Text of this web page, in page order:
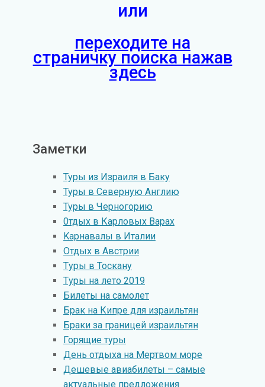
или
переходите на
страничку поиска нажав
здесь
Заметки
Туры из Израиля в Баку
Туры в Северную Англию
Туры в Черногорию
0тдых в Карловых Варах
Kарнавалы в Италии
Oтдых в Австрии
Tуры в Тоскану
Tуры на лето 2019
Билеты на самолет
Брак на Кипре для израильтян
Браки за границей израильтян
Горящие туры
День отдыха на Мертвом море
Дешевые авиабилеты – самые
актуальные предложения